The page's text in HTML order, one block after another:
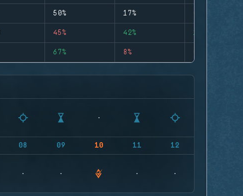
50% 17% 0
45% 42% 1
67% 8% 0
08 09 10 11 12